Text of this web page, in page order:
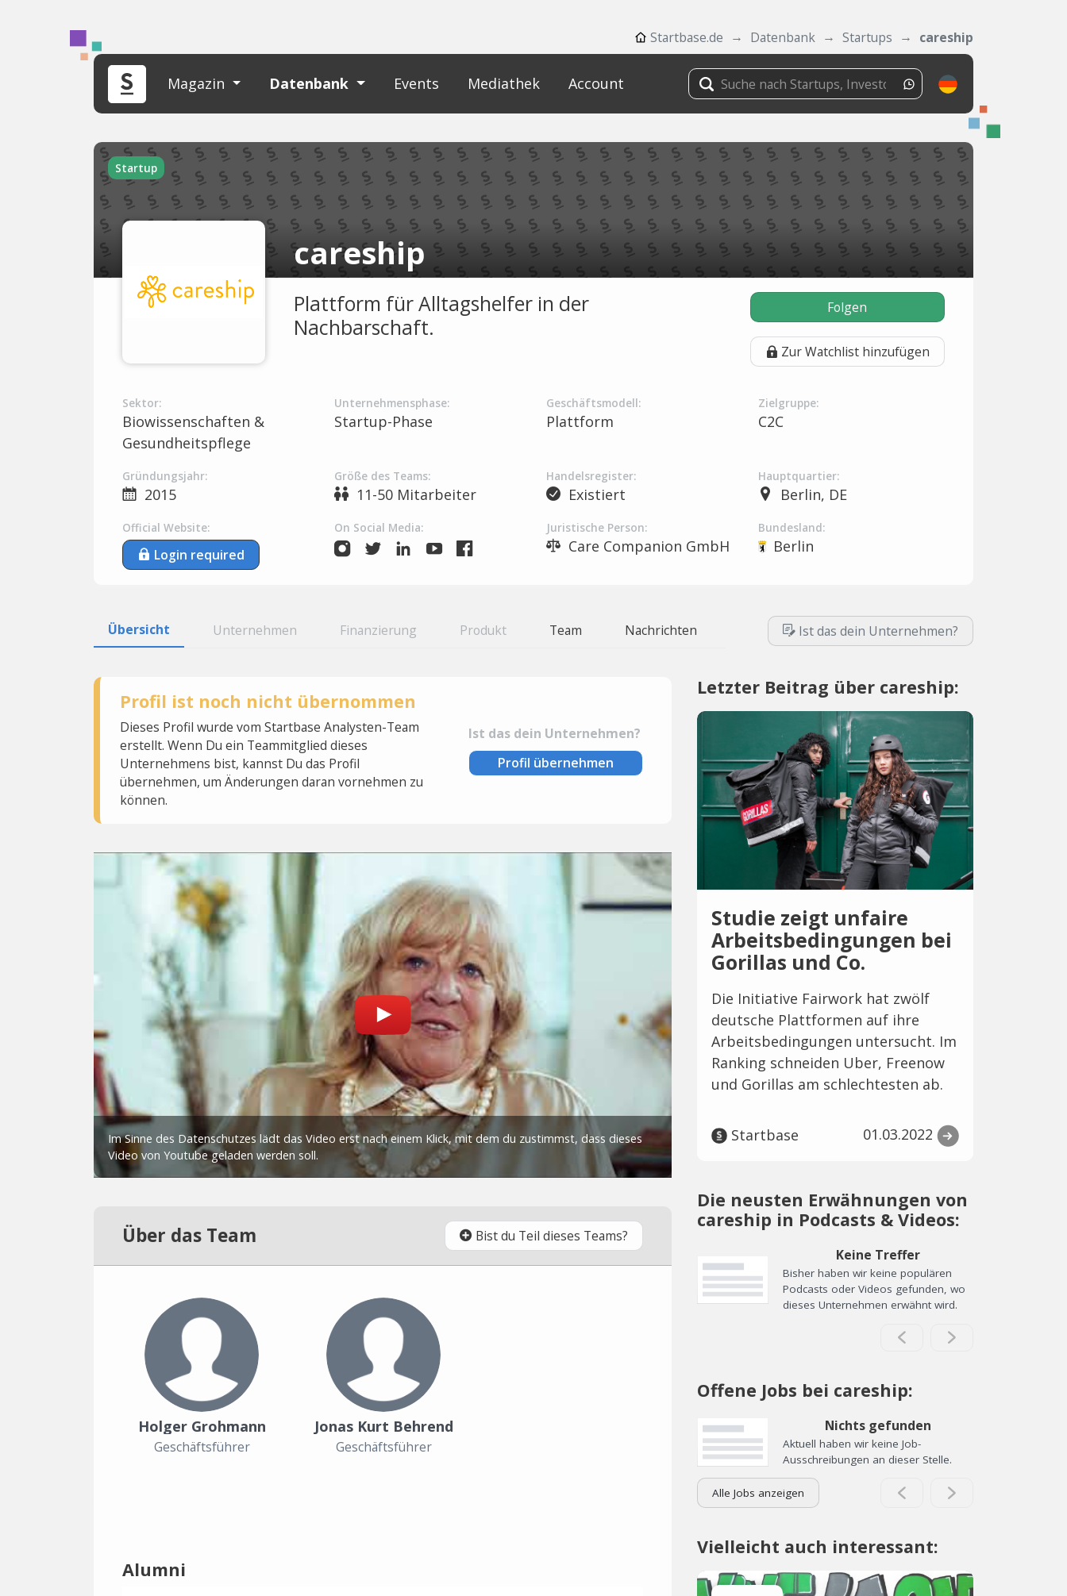
Startbase.de Datenbank Startups careship
Magazin Datenbank Events Mediathek Account
Startup
careship
Plattform für Alltagshelfer in der
Nachbarschaft.
Folgen
Zur Watchlist hinzufügen
Sektor:
Biowissenschaften &
Gesundheitspflege
Unternehmensphase:
Startup-Phase
Geschäftsmodell:
Plattform
Zielgruppe:
C2C
Gründungsjahr:
2015
Größe des Teams:
11-50 Mitarbeiter
Handelsregister:
Existiert
Hauptquartier:
Berlin, DE
Official Website:
Login required
On Social Media: Juristische Person:
Care Companion GmbH
Bundesland:
Berlin
Übersicht Unternehmen Finanzierung Produkt Team Nachrichten Ist das dein Unternehmen?
Profil ist noch nicht übernommen
Dieses Profil wurde vom Startbase Analysten-Team
erstellt. Wenn Du ein Teammitglied dieses
Unternehmens bist, kannst Du das Profil
übernehmen, um Änderungen daran vornehmen zu
können.
Ist das dein Unternehmen?
Profil übernehmen
Über das Team Bist du Teil dieses Teams?
Holger Grohmann
Geschäftsführer
Jonas Kurt Behrend
Geschäftsführer
Alumni
Letzter Beitrag über careship:
Studie zeigt unfaire
Arbeitsbedingungen bei
Gorillas und Co.
Die Initiative Fairwork hat zwölf
deutsche Plattformen auf ihre
Arbeitsbedingungen untersucht. Im
Ranking schneiden Uber, Freenow
und Gorillas am schlechtesten ab.
Startbase 01.03.2022
Die neusten Erwähnungen von
careship in Podcasts & Videos:
Keine Treffer
Bisher haben wir keine populären
Podcasts oder Videos gefunden, wo
dieses Unternehmen erwähnt wird.
Offene Jobs bei careship:
Nichts gefunden
Aktuell haben wir keine Job-
Ausschreibungen an dieser Stelle.
Alle Jobs anzeigen
Vielleicht auch interessant: